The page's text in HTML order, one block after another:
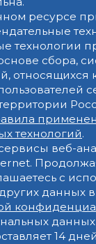
ресурсе
технологии
сбора,
относящихся
технологий.
веб-
с
данных в
14